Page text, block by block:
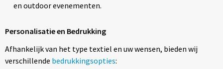
en outdoor evenementen.
Personalisatie en Bedrukking
Afhankelijk van het type textiel en uw wensen, bieden wij
verschillende bedrukkingsopties: